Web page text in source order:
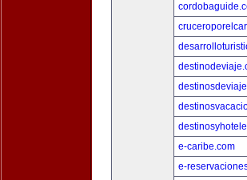
e-caribe.com
e-